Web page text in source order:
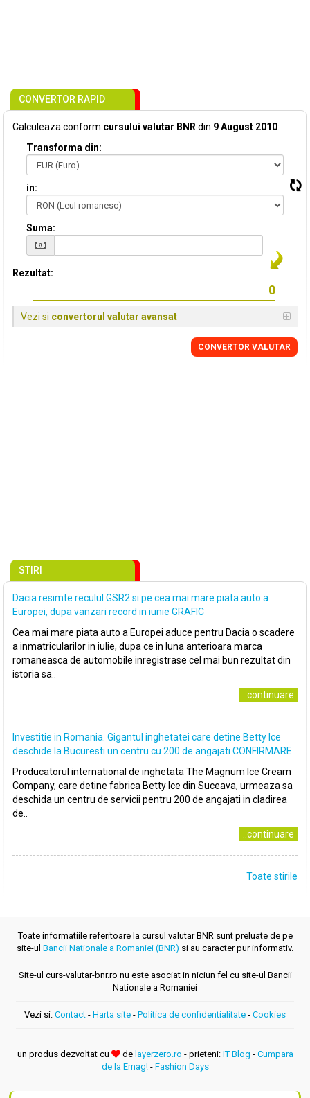
CONVERTOR RAPID
Calculeaza conform cursului valutar BNR din 9 August 2010:
Transforma din:
in:
Suma:
Rezultat:
Vezi si convertorul valutar avansat
CONVERTOR VALUTAR
STIRI
Dacia resimte reculul GSR2 si pe cea mai mare piata auto a
Europei, dupa vanzari record in iunie GRAFIC
Cea mai mare piata auto a Europei aduce pentru Dacia o scadere
a inmatricularilor in iulie, dupa ce in luna anterioara marca
romaneasca de automobile inregistrase cel mai bun rezultat din
istoria sa..
..continuare
Investitie in Romania. Gigantul inghetatei care detine Betty Ice
deschide la Bucuresti un centru cu 200 de angajati CONFIRMARE
Producatorul international de inghetata The Magnum Ice Cream
Company, care detine fabrica Betty Ice din Suceava, urmeaza sa
deschida un centru de servicii pentru 200 de angajati in cladirea
de..
..continuare
Toate stirile
Toate informatiile referitoare la cursul valutar BNR sunt preluate de pe
site-ul Bancii Nationale a Romaniei (BNR) si au caracter pur informativ.
Site-ul curs-valutar-bnr.ro nu este asociat in niciun fel cu site-ul Bancii
Nationale a Romaniei
Vezi si: Contact - Harta site - Politica de confidentialitate - Cookies
un produs dezvoltat cu de layerzero.ro - prieteni: IT Blog - Cumpara
de la Emag!- Fashion Days